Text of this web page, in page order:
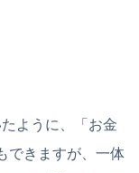
ように、「お金
できますが、一体